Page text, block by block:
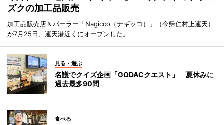
ズクの加工品販売
加工品販売店＆パーラー「Nagicco（ナギッコ）」（今帰仁村上運天）
が7月25日、運天港近くにオープンした。
見る・遊ぶ
名護でクイズ企画「GODACクエスト」 夏休みに
過去最多90問
食べる